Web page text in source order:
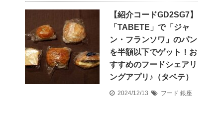
【紹介コードGD2SG7】
「TABETE」で「ジャ
ン・フランソワ」のパン
を半額以下でゲット！お
すすめのフードシェアリ
ングアプリ♪（タベテ）
2024/12/13 フード 銀座